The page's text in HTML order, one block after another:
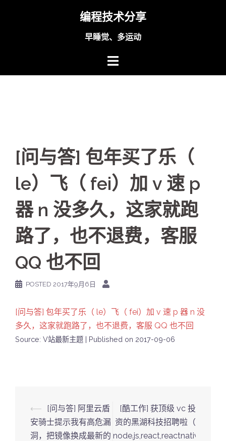
编程技术分享
早睡觉、多运动
[问与答] 包年买了乐（
le）飞（ fei）加 v 速 p
器 n 没多久，这家就跑
路了，也不退费，客服
QQ 也不回
POSTED 2017年9月6日
[问与答] 包年买了乐（ le）飞（ fei）加 v 速 p 器 n 没
多久，这家就跑路了，也不退费，客服 QQ 也不回
Source: V站最新主题 Published on 2017-09-06
Post
navigation
⟵
[问与答] 阿里云盾
安骑士提示我有高危漏
洞，把镜像换成最新的
[酷工作] 获顶级 vc 投
资的黑湖科技招聘啦（
node.js,react,reactnative)